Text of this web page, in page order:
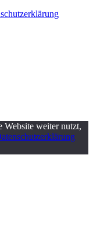
Website weiter nutzt,